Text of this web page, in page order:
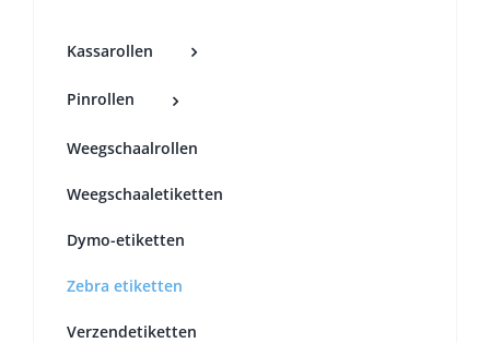
Kassarollen
Pinrollen
Weegschaalrollen
Weegschaaletiketten
Dymo-etiketten
Zebra etiketten
Verzendetiketten